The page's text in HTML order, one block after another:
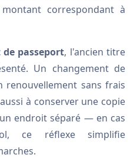
correspondant à
passeport, l'ancien titre
Un changement de
sans frais
à conserver une copie
endroit séparé — en cas
ce réflexe simplifie